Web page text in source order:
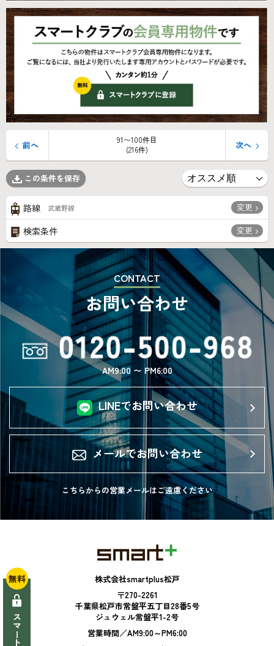
91〜100件目
(216件)
前へ 次へ
この条件を保存
路線 武蔵野線 変更
検索条件 変更
CONTACT
お問い合わせ
AM9:00 〜 PM6:00
LINEでお問い合わせ
メールでお問い合わせ
こちらからの営業メールはご遠慮ください
株式会社smartplus松戸
〒270-2261
千葉県松戸市常盤平五丁目28番5号
ジュウェル常盤平1-2号
営業時間／AM9:00～PM6:00
無料